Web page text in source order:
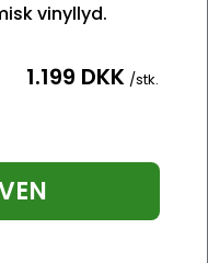
vinyllyd.
1.199 DKK /stk.